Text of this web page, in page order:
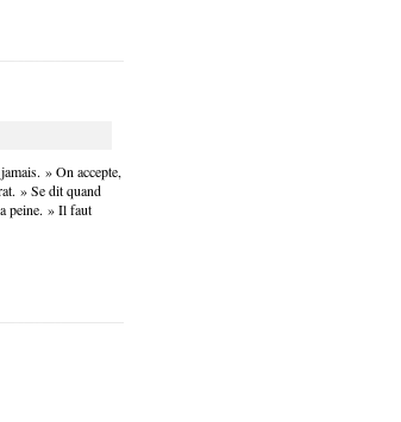
» On accepte,
» Se dit quand
peine. » Il faut